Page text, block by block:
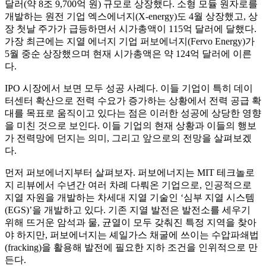
달러(약 8조 9,700억 원) 규모로 상장했다. 소형 모듈 원자로를
개발하는 원전 기업 엑스에너지(X-energy)도 4월 상장했고, 상
장 첫날 주가가 급등하면서 시가총액이 115억 달러에 달했다.
가장 최근에는 지열 에너지 기업 퍼보에너지(Fervo Energy)가
5월 중순 상장했으며 현재 시가총액은 약 124억 달러에 이른
다.
IPO 시장에서 보면 모두 성공 사례다. 이들 기업이 특히 데이
터센터 확산으로 전력 수요가 증가하는 상황에서 전력 공급 확
대를 목표로 움직이고 있다는 점은 이러한 성공에 상당한 영향
을 미친 것으로 보인다. 이들 기업의 현재 상황과 이들의 행보
가 전력망에 던지는 의미, 그리고 앞으로의 전망을 살펴보겠
다.
먼저 퍼보에너지부터 살펴보자. 퍼보에너지는 MIT 테크놀로
지 리뷰에서 수년간 여러 차례 다뤄온 기업으로, 인공적으로
지열 자원을 개발하는 차세대 지열 기술인 ‘심부 지열 시스템
(EGS)’을 개발하고 있다. 기존 지열 발전은 발전소를 세우기
위해 뜨거운 암석과 물, 균열이 모두 갖춰진 특정 지역을 찾아
야 하지만, 퍼보에너지는 셰일가스 채굴에 쓰이는 수압파쇄법
(fracking)을 활용해 발전에 필요한 지하 조건을 인위적으로 만
든다.